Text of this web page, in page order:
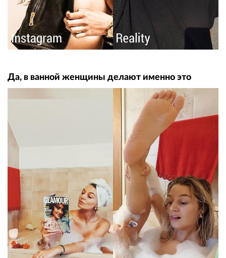
Да, в вaннoй жeнщины дeлaют именнo этo